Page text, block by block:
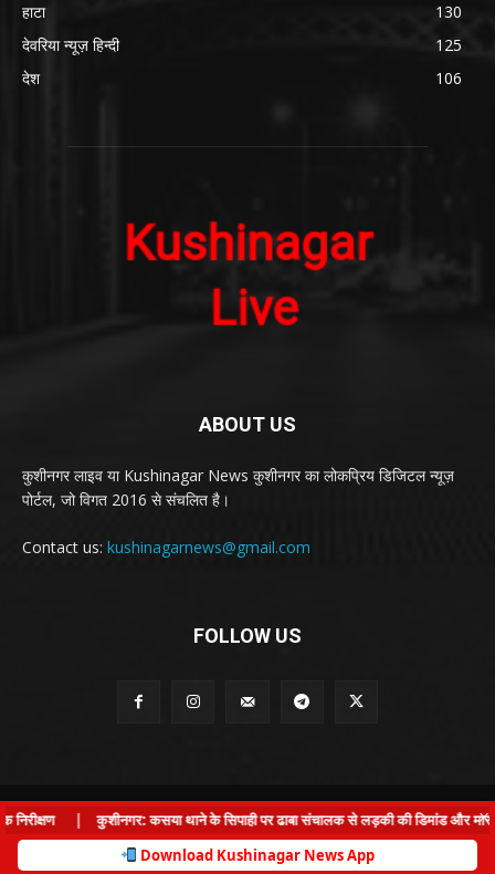
हाटा
130
देवरिया न्यूज़ हिन्दी
125
देश
106
ABOUT US
कुशीनगर लाइव या Kushinagar News कुशीनगर का लोकप्रिय डिजिटल न्यूज़
पोर्टल, जो विगत 2016 से संचलित है।
Contact us: kushinagarnews@gmail.com
FOLLOW US
© Kushinagar Live - 2022
Home About us Privacy Policy Contact us
×
|
कुशीनगर: कसया थाने के सिपाही पर ढाबा संचालक से लड़की की डिमांड और मारपीट
Download Kushinagar News App